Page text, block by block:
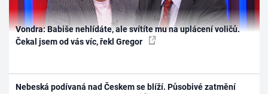
Vondra: Babiše nehlídáte, ale svítíte mu na uplácení voličů.
Čekal jsem od vás víc, řekl Gregor
Nebeská podívaná nad Českem se blíží. Působivé zatmění